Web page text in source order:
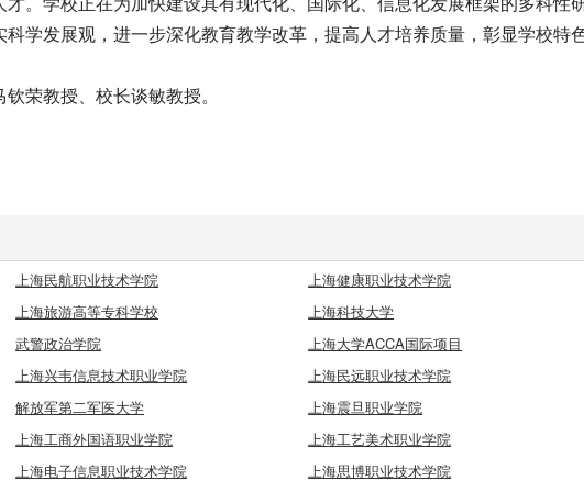
学发展观，进一步深化教育教学改革，提高人才培养质量，彰显学校特
教授、校长谈敏教授。
上海民航职业技术学院
上海健康职业技术学院
上海旅游高等专科学校
上海科技大学
武警政治学院
上海大学ACCA国际项目
上海兴韦信息技术职业学院
上海民远职业技术学院
解放军第二军医大学
上海震旦职业学院
上海工商外国语职业学院
上海工艺美术职业学院
上海电子信息职业技术学院 上海思博职业技术学院